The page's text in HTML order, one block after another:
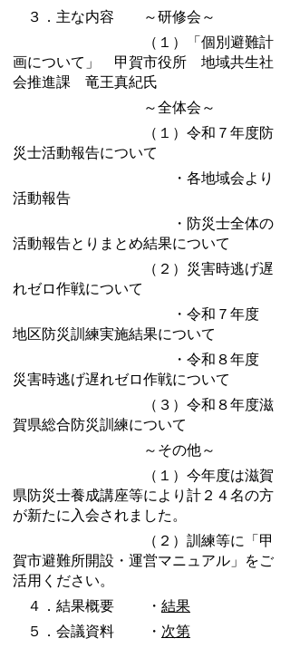
３．主な内容 ～研修会～
（１）「個別避難計
画について」 甲賀市役所 地域共生社
会推進課 竜王真紀氏
～全体会～
（１）令和７年度防
災士活動報告について
・各地域会より
活動報告
・防災士全体の
活動報告とりまとめ結果について
（２）災害時逃げ遅
れゼロ作戦について
・令和７年度
地区防災訓練実施結果について
・令和８年度
災害時逃げ遅れゼロ作戦について
（３）令和８年度滋
賀県総合防災訓練について
～その他～
（１）今年度は滋賀
県防災士養成講座等により計２４名の方
が新たに入会されました。
（２）訓練等に
「甲
賀市避難所開設・運営マニュアル」をご
活用ください。
４．結果概要 ・ 結果
５．会議資料 ・ 次第